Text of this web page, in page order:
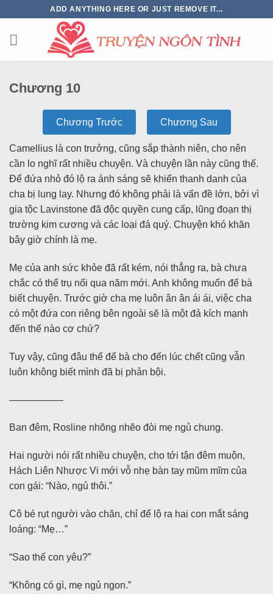
ADD ANYTHING HERE OR JUST REMOVE IT...
Chương 10
Chương Trước Chương Sau
Camellius là con trưởng, cũng sắp thành niên, cho nên
cần lo nghĩ rất nhiều chuyện. Và chuyện lần này cũng thế.
Để đứa nhỏ đó lộ ra ánh sáng sẽ khiến thanh danh của
cha bị lung lay. Nhưng đó không phải là vấn đề lớn, bởi vì
gia tộc Lavinstone đã độc quyền cung cấp, lũng đoạn thị
trường kim cương và các loại đá quý. Chuyện khó khăn
bây giờ chính là mẹ.
Mẹ của anh sức khỏe đã rất kém, nói thẳng ra, bà chưa
chắc có thể trụ nổi qua năm mới. Anh không muốn để bà
biết chuyện. Trước giờ cha mẹ luôn ân ân ái ái, việc cha
có một đứa con riêng bên ngoài sẽ là một đả kích mạnh
đến thế nào cơ chứ?
Tuy vậy, cũng đâu thể để bà cho đến lúc chết cũng vẫn
luôn không biết mình đã bị phản bội.
—————–
Ban đêm, Rosline nhõng nhẽo đòi mẹ ngủ chung.
Hai người nói rất nhiều chuyện, cho tới tận đêm muộn,
Hách Liên Nhược Vi mới vỗ nhẹ bàn tay mũm mĩm của
con gái: “Nào, ngủ thôi.”
Cô bé rụt người vào chăn, chỉ để lộ ra hai con mắt sáng
loáng: “Mẹ…”
“Sao thế con yêu?”
“Không có gì, mẹ ngủ ngon.”